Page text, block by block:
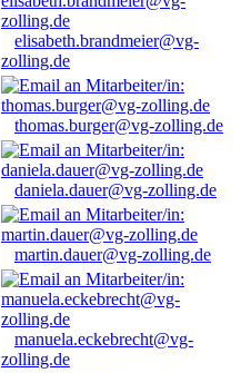
elisabeth.brandmeier@vg-
zolling.de
thomas.burger@vg-zolling.de
daniela.dauer@vg-zolling.de
martin.dauer@vg-zolling.de
manuela.eckebrecht@vg-
zolling.de